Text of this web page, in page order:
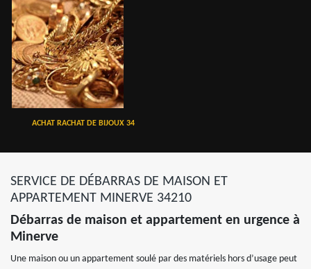
ACHAT RACHAT DE BIJOUX 34
SERVICE DE DÉBARRAS DE MAISON ET
APPARTEMENT MINERVE 34210
Débarras de maison et appartement en urgence à
Minerve
Une maison ou un appartement soulé par des matériels hors d’usage peut